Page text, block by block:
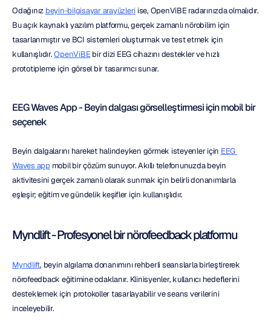
Odağınız beyin-bilgisayar arayüzleri ise, OpenViBE radarınızda olmalıdır.
Bu açık kaynaklı yazılım platformu, gerçek zamanlı nörobilim için
tasarlanmıştır ve BCI sistemleri oluşturmak ve test etmek için
kullanışlıdır. OpenViBE bir dizi EEG cihazını destekler ve hızlı
prototipleme için görsel bir tasarımcı sunar.
EEG Waves App - Beyin dalgası görselleştirmesi için mobil bir
seçenek
Beyin dalgalarını hareket halindeyken görmek isteyenler için EEG
Waves app mobil bir çözüm sunuyor. Akıllı telefonunuzda beyin
aktivitesini gerçek zamanlı olarak sunmak için belirli donanımlarla
eşleşir; eğitim ve gündelik keşifler için kullanışlıdır.
Myndlift - Profesyonel bir nörofeedback platformu
Myndlift, beyin algılama donanımını rehberli seanslarla birleştirerek
nörofeedback eğitimine odaklanır. Klinisyenler, kullanıcı hedeflerini
desteklemek için protokoller tasarlayabilir ve seans verilerini
inceleyebilir.